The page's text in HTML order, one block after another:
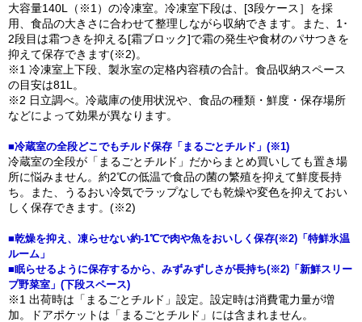
大容量140L（※1）の冷凍室。冷凍室下段は、[3段ケース］を採
用、食品の大きさに合わせて整理しながら収納できます。また、1･
2段目は霜つきを抑える[霜ブロック]で霜の発生や食材のパサつきを
抑えて保存できます(※2)。
※1 冷凍室上下段、製氷室の定格内容積の合計。食品収納スペース
の目安は81L。
※2 日立調べ。冷蔵庫の使用状況や、食品の種類・鮮度・保存場所
などによって効果が異なります。
■冷蔵室の全段どこでもチルド保存「まるごとチルド」(※1)
冷蔵室の全段が「まるごとチルド」だからまとめ買いしても置き場
所に悩みません。約2℃の低温で食品の菌の繁殖を抑えて鮮度長持
ち。また、うるおい冷気でラップなしでも乾燥や変色を抑えておい
しく保存できます。(※2)
■乾燥を抑え、凍らせない約-1℃で肉や魚をおいしく保存(※2)「特鮮氷温
ルーム」
■眠らせるように保存するから、みずみずしさが長持ち(※2)「新鮮スリー
プ野菜室」(下段スペース)
※1 出荷時は「まるごとチルド」設定。設定時は消費電力量が増
加。ドアポケットは「まるごとチルド」には含まれません。